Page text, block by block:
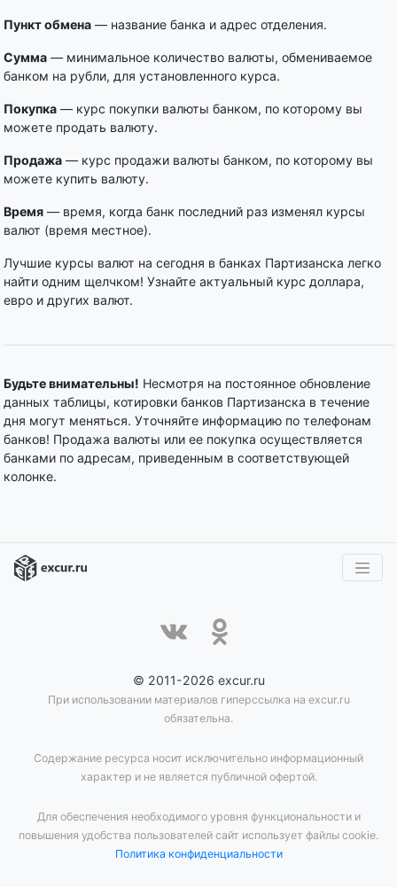
Пункт обмена — название банка и адрес отделения.
Сумма — минимальное количество валюты, обмениваемое
банком на рубли, для установленного курса.
Покупка — курс покупки валюты банком, по которому вы
можете продать валюту.
Продажа — курс продажи валюты банком, по которому вы
можете купить валюту.
Время — время, когда банк последний раз изменял курсы
валют (время местное).
Лучшие курсы валют на сегодня в банках Партизанска легко
найти одним щелчком! Узнайте актуальный курс доллара,
евро и других валют.
Будьте внимательны! Несмотря на постоянное обновление
данных таблицы, котировки банков Партизанска в течение
дня могут меняться. Уточняйте информацию по телефонам
банков! Продажа валюты или ее покупка осуществляется
банками по адресам, приведенным в соответствующей
колонке.
© 2011-2026 excur.ru
При использовании материалов гиперссылка на excur.ru
обязательна.
Содержание ресурса носит исключительно информационный
характер и не является публичной офертой.
Для обеспечения необходимого уровня функциональности и
повышения удобства пользователей сайт использует файлы cookie.
Политика конфиденциальности